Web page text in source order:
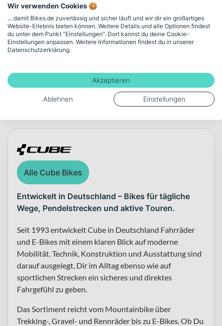
Akku-Kapazität (Wh)
625
Alle Cube Bikes
Entwickelt in Deutschland – Bikes für tägliche
Wege, Pendelstrecken und aktive Touren.
Seit 1993 entwickelt Cube in Deutschland Fahrräder
und E-Bikes mit einem klaren Blick auf moderne
Mobilität. Technik, Konstruktion und Ausstattung sind
darauf ausgelegt, Dir im Alltag ebenso wie auf
sportlichen Strecken ein sicheres und direktes
Fahrgefühl zu geben.
Das Sortiment reicht vom Mountainbike über
Trekking-, Gravel- und Rennräder bis zu E-Bikes. Ob Du
Wir verwenden Cookies 🍪
... damit Bikes.de zuverlässig und sicher läuft und wir dir ein großartiges
Website-Erlebnis bieten können. Weitere Details und alle Optionen findest
du unter dem Punkt "Einstellungen". Dort kannst du deine Cookie-
Einstellungen anpassen. Weitere Informationen findest du in unserer
Datenschutzerklärung.
Akzeptieren
Ablehnen Einstellungen